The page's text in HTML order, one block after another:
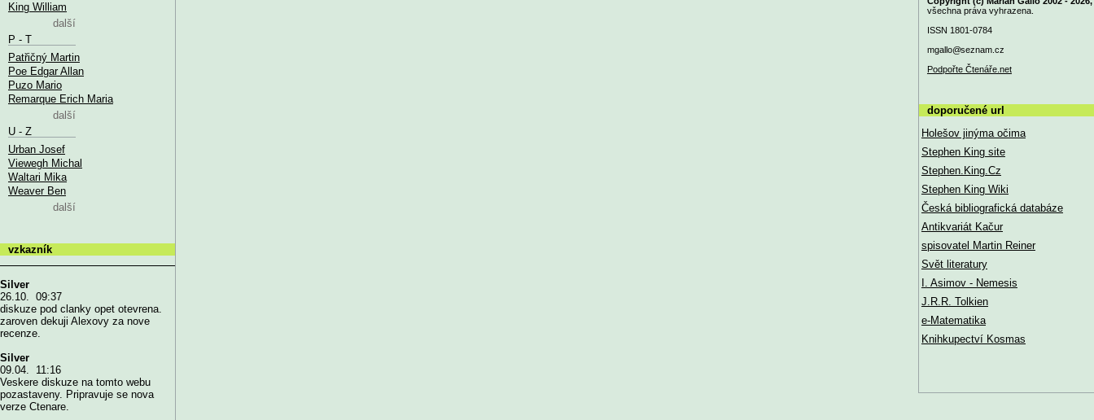
King William
další
P - T
Patřičný Martin
Poe Edgar Allan
Puzo Mario
Remarque Erich Maria
další
U - Z
Urban Josef
Viewegh Michal
Waltari Mika
Weaver Ben
další
vzkazník
Silver
26.10. 09:37
diskuze pod clanky opet otevrena.
zaroven dekuji Alexovy za nove
recenze.
Silver
09.04. 11:16
Veskere diskuze na tomto webu
pozastaveny. Pripravuje se nova
verze Ctenare.
všechna práva vyhrazena.
ISSN 1801-0784
mgallo@seznam.cz
Podpořte Čtenáře.net
doporučené url
Holešov jinýma očima
Stephen King site
Stephen.King.Cz
Stephen King Wiki
Česká bibliografická databáze
Antikvariát Kačur
spisovatel Martin Reiner
Svět literatury
I. Asimov - Nemesis
J.R.R. Tolkien
e-Matematika
Knihkupectví Kosmas